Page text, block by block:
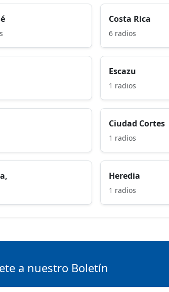
Costa Rica
6 radios
Escazu
1 radios
Ciudad Cortes
1 radios
Heredia
1 radios
a nuestro Boletín